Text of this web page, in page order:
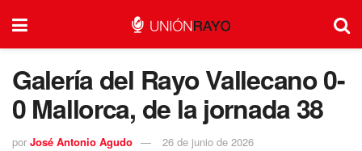
Galería del Rayo Vallecano 0-
0 Mallorca, de la jornada 38
por José Antonio Agudo 26 de junio de 2026